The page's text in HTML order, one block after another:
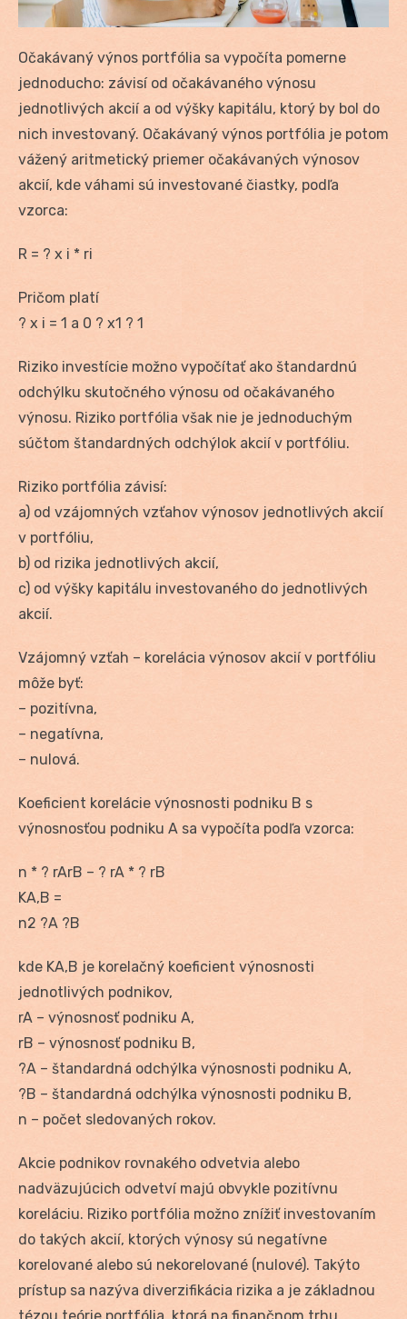
Očakávaný výnos portfólia sa vypočíta pomerne
jednoducho: závisí od očakávaného výnosu
jednotlivých akcií a od výšky kapitálu, ktorý by bol do
nich investovaný. Očakávaný výnos portfólia je potom
vážený aritmetický priemer očakávaných výnosov
akcií, kde váhami sú investované čiastky, podľa
vzorca:
R = ? x i * ri
Pričom platí
? x i = 1 a 0 ? x1 ? 1
Riziko investície možno vypočítať ako štandardnú
odchýlku skutočného výnosu od očakávaného
výnosu. Riziko portfólia však nie je jednoduchým
súčtom štandardných odchýlok akcií v portfóliu.
Riziko portfólia závisí:
a) od vzájomných vzťahov výnosov jednotlivých akcií
v portfóliu,
b) od rizika jednotlivých akcií,
c) od výšky kapitálu investovaného do jednotlivých
akcií.
Vzájomný vzťah – korelácia výnosov akcií v portfóliu
môže byť:
– pozitívna,
– negatívna,
– nulová.
Koeficient korelácie výnosnosti podniku B s
výnosnosťou podniku A sa vypočíta podľa vzorca:
n * ? rArB – ? rA * ? rB
KA,B =
n2 ?A ?B
kde KA,B je korelačný koeficient výnosnosti
jednotlivých podnikov,
rA – výnosnosť podniku A,
rB – výnosnosť podniku B,
?A – štandardná odchýlka výnosnosti podniku A,
?B – štandardná odchýlka výnosnosti podniku B,
n – počet sledovaných rokov.
Akcie podnikov rovnakého odvetvia alebo
nadväzujúcich odvetví majú obvykle pozitívnu
koreláciu. Riziko portfólia možno znížiť investovaním
do takých akcií, ktorých výnosy sú negatívne
korelované alebo sú nekorelované (nulové). Takýto
prístup sa nazýva diverzifikácia rizika a je základnou